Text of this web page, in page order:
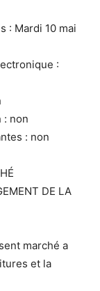
: Mardi 10 mai
:
: non
: non
DE LA
marché a
et la